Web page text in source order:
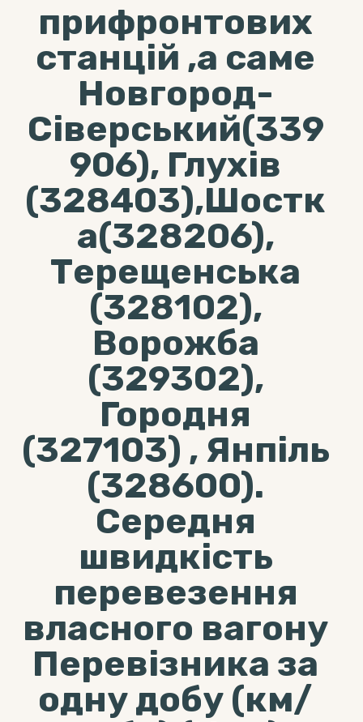
прифронтових
станцій ,а саме
Новгород-
Сіверський(339
906), Глухів
(328403),Шостк
а(328206),
Терещенська
(328102),
Ворожба
(329302),
Городня
(327103) , Янпіль
(328600).
Середня
швидкість
перевезення
власного вагону
Перевізника за
одну добу (км/